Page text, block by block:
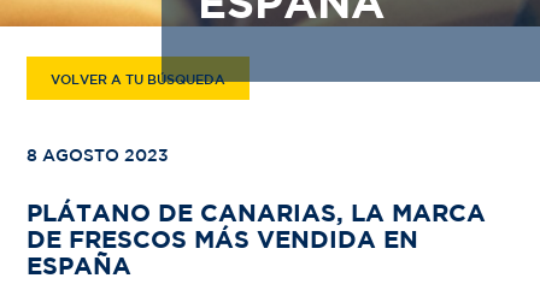
VOLVER A TU BÚSQUEDA
8 AGOSTO 2023
PLÁTANO DE CANARIAS, LA MARCA
DE FRESCOS MÁS VENDIDA EN
ESPAÑA